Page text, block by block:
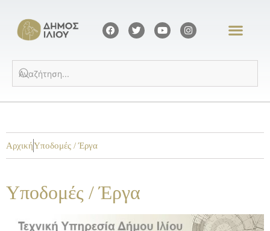
ΑρχικήΥποδομές / Έργα
Υποδομές / Έργα